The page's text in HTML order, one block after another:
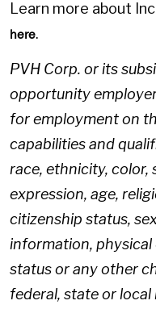
Learn more about
here.
PVH Corp. or its
opportunity
for employment on
capabilities and
race, ethnicity, color,
expression, age,
citizenship status,
information,
status or any other
federal, state or